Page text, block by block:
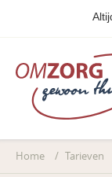
Home / Tarieven